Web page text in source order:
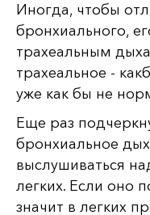
Иногда, чтобы
бронхиального,
трахеальным
трахеальное -
уже как бы не
Еще раз
бронхиальное
выслушиваться
легких. Если оно
значит в легких